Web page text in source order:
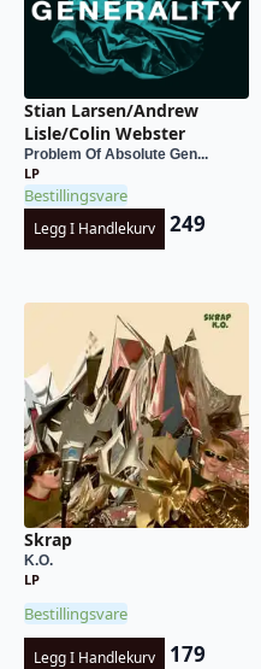
Stian Larsen/Andrew
Lisle/Colin Webster
Problem Of Absolute Gen...
LP
Bestillingsvare
Legg I Handlekurv 249
Skrap
K.O.
LP
Bestillingsvare
Legg I Handlekurv 179